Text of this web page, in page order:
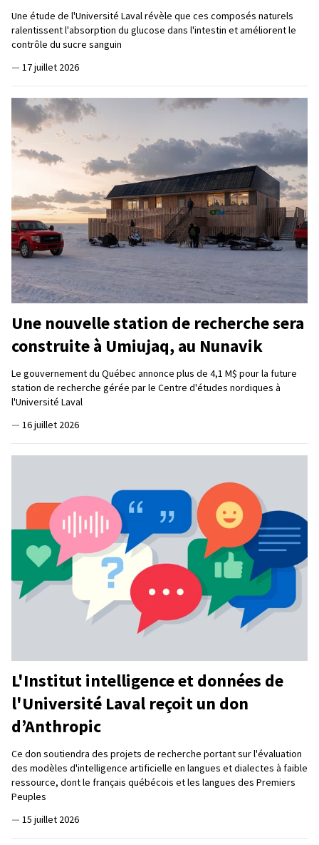
Une étude de l'Université Laval révèle que ces composés naturels
ralentissent l'absorption du glucose dans l'intestin et améliorent le
contrôle du sucre sanguin
— 17 juillet 2026
Une nouvelle station de recherche sera
construite à Umiujaq, au Nunavik
Le gouvernement du Québec annonce plus de 4,1 M$ pour la future
station de recherche gérée par le Centre d'études nordiques à
l'Université Laval
— 16 juillet 2026
L'Institut intelligence et données de
l'Université Laval reçoit un don
d’Anthropic
Ce don soutiendra des projets de recherche portant sur l'évaluation
des modèles d'intelligence artificielle en langues et dialectes à faible
ressource, dont le français québécois et les langues des Premiers
Peuples
— 15 juillet 2026